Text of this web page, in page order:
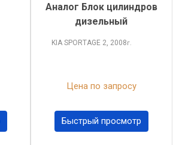
Аналог Блок цилиндров
дизельный
KIA SPORTAGE 2, 2008г.
Цена по запросу
Быстрый просмотр